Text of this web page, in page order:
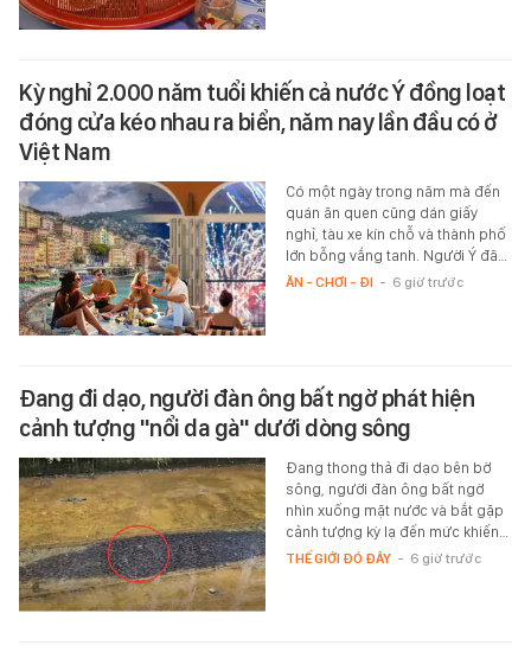
Kỳ nghỉ 2.000 năm tuổi khiến cả nước Ý đồng loạt
đóng cửa kéo nhau ra biển, năm nay lần đầu có ở
Việt Nam
Có một ngày trong năm mà đến
quán ăn quen cũng dán giấy
nghỉ, tàu xe kín chỗ và thành phố
lớn bỗng vắng tanh. Người Ý đã…
ĂN - CHƠI - ĐI - 6 giờ trước
Đang đi dạo, người đàn ông bất ngờ phát hiện
cảnh tượng "nổi da gà" dưới dòng sông
Đang thong thả đi dạo bên bờ
sông, người đàn ông bất ngờ
nhìn xuống mặt nước và bắt gặp
cảnh tượng kỳ lạ đến mức khiến…
THẾ GIỚI ĐÓ ĐÂY - 6 giờ trước